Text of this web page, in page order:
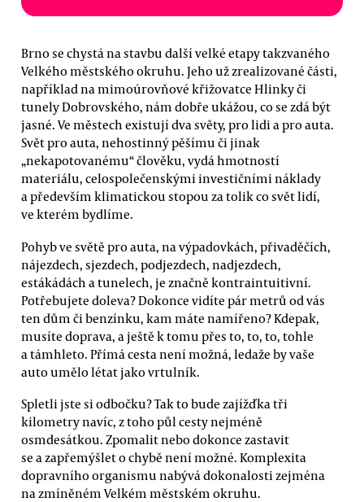
Brno se chystá na stavbu další velké etapy takzvaného
Velkého městského okruhu. Jeho už zrealizované části,
například na mimoúrovňové křižovatce Hlinky či
tunely Dobrovského, nám dobře ukážou, co se zdá být
jasné. Ve městech existují dva světy, pro lidi a pro auta.
Svět pro auta, nehostinný pěšímu či jinak
„nekapotovanému“ člověku, vydá hmotností
materiálu, celospolečenskými investičními náklady
a především klimatickou stopou za tolik co svět lidí,
ve kterém bydlíme.
Pohyb ve světě pro auta, na výpadovkách, přivaděčích,
nájezdech, sjezdech, podjezdech, nadjezdech,
estákádách a tunelech, je značně kontraintuitivní.
Potřebujete doleva? Dokonce vidíte pár metrů od vás
ten dům či benzínku, kam máte namířeno? Kdepak,
musíte doprava, a ještě k tomu přes to, to, to, tohle
a támhleto. Přímá cesta není možná, ledaže by vaše
auto umělo létat jako vrtulník.
Spletli jste si odbočku? Tak to bude zajížďka tři
kilometry navíc, z toho půl cesty nejméně
osmdesátkou. Zpomalit nebo dokonce zastavit
se a zapřemýšlet o chybě není možné. Komplexita
dopravního organismu nabývá dokonalosti zejména
na zmíněném Velkém městském okruhu.